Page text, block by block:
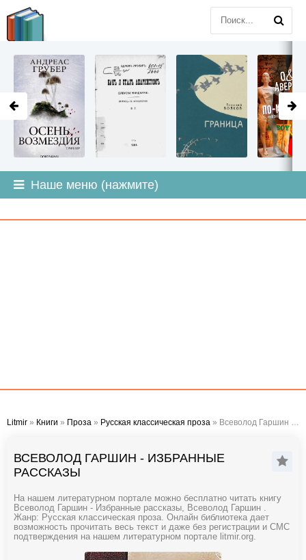
Наше меню (нажмите)
Litmir » Книги » Проза » Русская классическая проза » Всеволод Гаршин - Избранные рассказы
ВСЕВОЛОД ГАРШИН - ИЗБРАННЫЕ
РАССКАЗЫ
На нашем литературном портале можно бесплатно читать книгу
Всеволод Гаршин - Избранные рассказы, Всеволод Гаршин .
Жанр: Русская классическая проза. Онлайн библиотека дает
возможность прочитать весь текст и даже без регистрации и СМС
подтверждения на нашем литературном портале litmir.org.
LITMIR.ORG